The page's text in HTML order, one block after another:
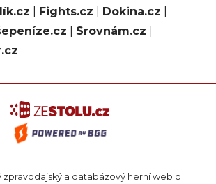
Fights.cz Dokina.cz
Srovnám.cz
zpravodajský a databázový herní web o